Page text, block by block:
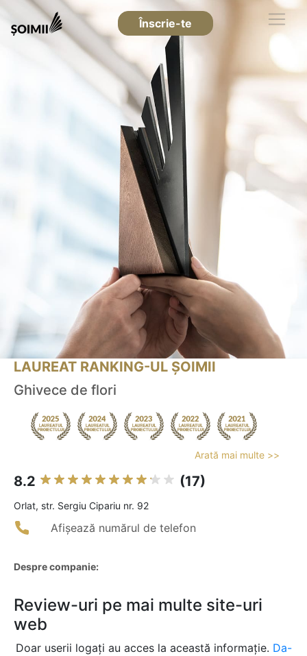
Înscrie-te
LAUREAT RANKING-UL ȘOIMII
Ghivece de flori
Arată mai multe >>
8.2 (17)
Orlat, str. Sergiu Cipariu nr. 92
Afișează numărul de telefon
Despre companie:
Review-uri pe mai multe site-uri
web
Doar userii logați au acces la această informație. Da-